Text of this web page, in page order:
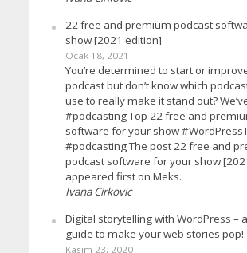
22 free and premium podcast
show [2021 edition]
Ocak 18, 2021
You’re determined to start or
podcast but don’t know which
use to really make it stand out?
#podcasting Top 22 free and
software for your show
#podcasting The post 22 free and
podcast software for your show
appeared first on Meks.
Ivana Cirkovic
Digital storytelling with WordPress –
guide to make your web stories pop!
Kasım 23, 2020